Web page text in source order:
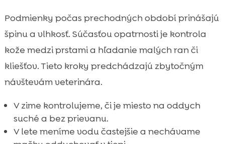
Podmienky počas prechodných období prinášajú
špinu a vlhkosť. Súčasťou opatrnosti je kontrola
kože medzi prstami a hľadanie malých ran či
kliešťov. Tieto kroky predchádzajú zbytočným
návštevám veterinára.
V zime kontrolujeme, či je miesto na oddych
suché a bez prievanu.
V lete meníme vodu častejšie a nechávame